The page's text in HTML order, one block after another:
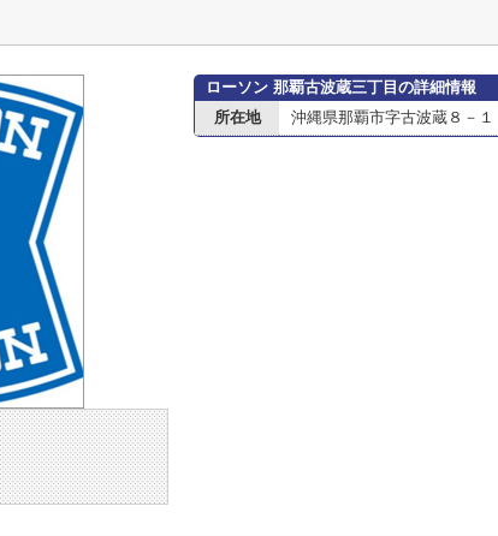
ローソン 那覇古波蔵三丁目の詳細情報
所在地
沖縄県那覇市字古波蔵８－１